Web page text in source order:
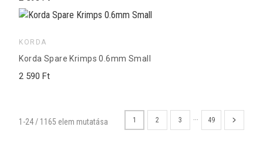
KORDA
Korda Spare Krimps 0.6mm Small
2 590 Ft
1-24 / 1165 elem mutatása 1 2 3 … 49